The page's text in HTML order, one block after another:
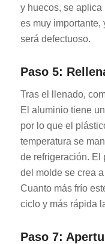
y huecos, se
es muy importante,
será defectuoso.
Paso 5:
Tras el llenado,
El aluminio tiene
por lo que el
temperatura se
de refrigeración. El
del molde se crea
Cuanto más frío
ciclo y más rápida
Paso 7: